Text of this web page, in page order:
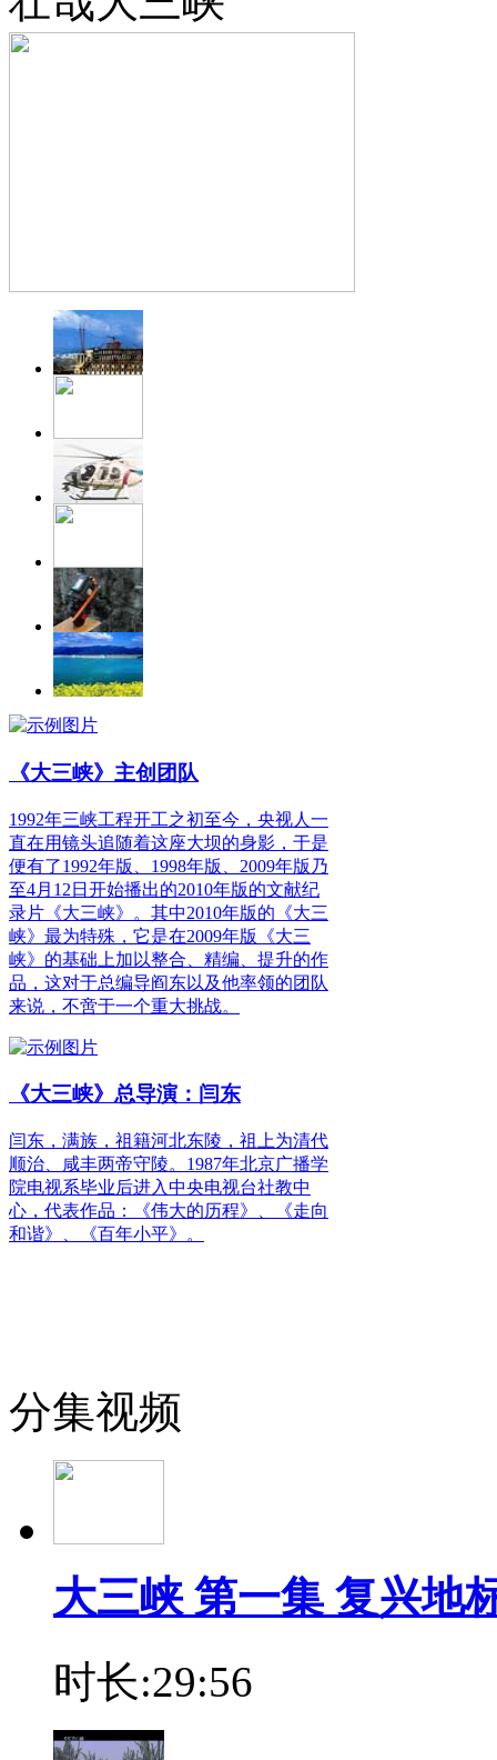
《大三峡》主创团队
1992年三峡工程开工之初至今，央视人一
直在用镜头追随着这座大坝的身影，于是
便有了1992年版、1998年版、2009年版乃
至4月12日开始播出的2010年版的文献纪
录片《大三峡》。其中2010年版的《大三
峡》最为特殊，它是在2009年版《大三
峡》的基础上加以整合、精编、提升的作
品，这对于总编导阎东以及他率领的团队
来说，不啻于一个重大挑战。
《大三峡》总导演：闫东
闫东，满族，祖籍河北东陵，祖上为清代
顺治、咸丰两帝守陵。1987年北京广播学
院电视系毕业后进入中央电视台社教中
心，代表作品：《伟大的历程》、《走向
和谐》、《百年小平》。
分集视频
大三峡 第一集 复兴地
时长:29:56